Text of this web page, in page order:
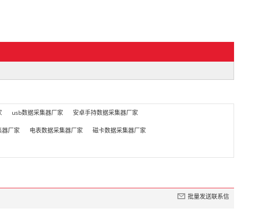
usb数据采集器厂家 安卓手持数据采集器厂家
器厂家 电表数据采集器厂家 磁卡数据采集器厂家
批量发送联系信